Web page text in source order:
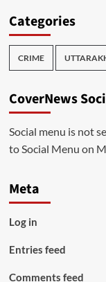
Categories
CRIME
CoverNews
Social menu is not
to Social Menu on
Meta
Log in
Entries feed
Comments feed